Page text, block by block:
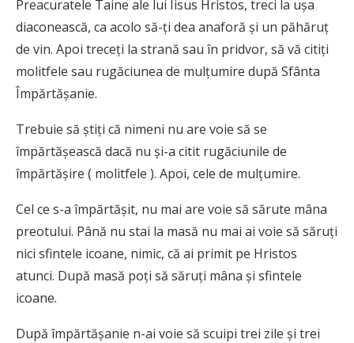
Preacuratele Taine ale lui Iisus Hristos, treci la uşa
diaconească, ca acolo să-ţi dea anaforă şi un păhăruţ
de vin. Apoi treceţi la strană sau în pridvor, să vă citiţi
molitfele sau rugăciunea de mulţumire după Sfânta
Împărtăşanie.
Trebuie să ştiţi că nimeni nu are voie să se
împărtăşească dacă nu şi-a citit rugăciunile de
împărtăşire ( molitfele ). Apoi, cele de mulţumire.
Cel ce s-a împărtăşit, nu mai are voie să sărute mâna
preotului. Până nu stai la masă nu mai ai voie să săruţi
nici sfintele icoane, nimic, că ai primit pe Hristos
atunci. După masă poţi să săruţi mâna şi sfintele
icoane.
După împărtăşanie n-ai voie să scuipi trei zile şi trei